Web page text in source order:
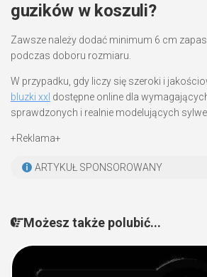
guzików w koszuli?
Zawsze należy dodać minimum 6 cm
podczas doboru rozmiaru.
W przypadku, gdy liczy się szeroki i
bluzki xxl dostępne online dla
sprawdzonych i realnie modelujących
+Reklama+
ARTYKUŁ SPONSOROWANY
Możesz także polubić...